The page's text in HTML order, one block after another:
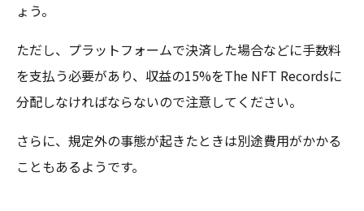
ょう。
ただし、プラットフォームで決済した場合などに手数料
を支払う必要があり、収益の15%をThe NFT Recordsに
分配しなければならないので注意してください。
さらに、規定外の事態が起きたときは別途費用がかかる
こともあるようです。